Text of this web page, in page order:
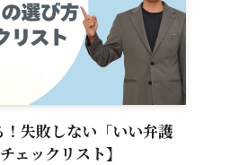
失敗しない「いい弁護
ェックリスト】